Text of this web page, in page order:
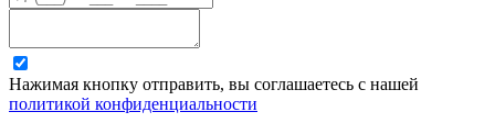
Нажимая кнопку отправить, вы соглашаетесь с нашей
политикой конфиденциальности